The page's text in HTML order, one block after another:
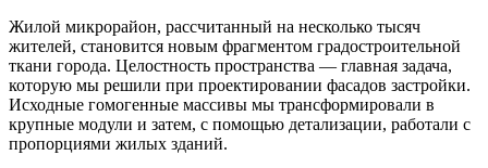
Жилой микрорайон, рассчитанный на несколько тысяч
жителей, становится новым фрагментом градостроительной
ткани города. Целостность пространства — главная задача,
которую мы решили при проектировании фасадов застройки.
Исходные гомогенные массивы мы трансформировали в
крупные модули и затем, с помощью детализации, работали с
пропорциями жилых зданий.